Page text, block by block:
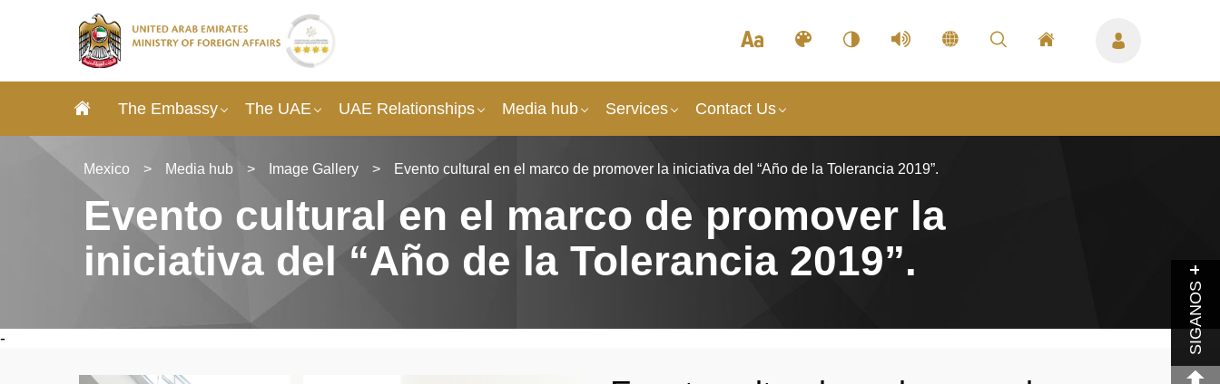
SIGANOS
The Embassy The UAE UAE Relationships Media hub Services Contact Us
Mexico > Media hub > Image Gallery > Evento cultural en el marco de promover la iniciativa del “Año de la Tolerancia 2019”.
Evento cultural en el marco de promover la
iniciativa del “Año de la Tolerancia 2019”.
-